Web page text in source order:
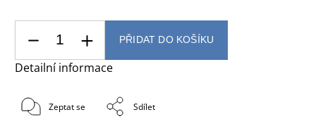
PŘIDAT DO KOŠÍKU
Detailní informace
Zeptat se Sdílet